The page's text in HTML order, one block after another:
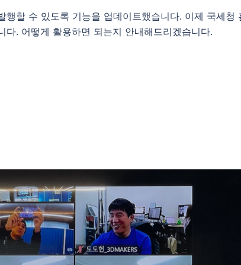
할 수 있도록 기능을 업데이트했습니다. 이제 국세청
. 어떻게 활용하면 되는지 안내해드리겠습니다.